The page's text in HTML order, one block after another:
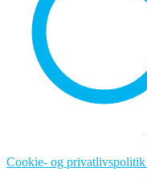
Cookie- og privatlivspolitik